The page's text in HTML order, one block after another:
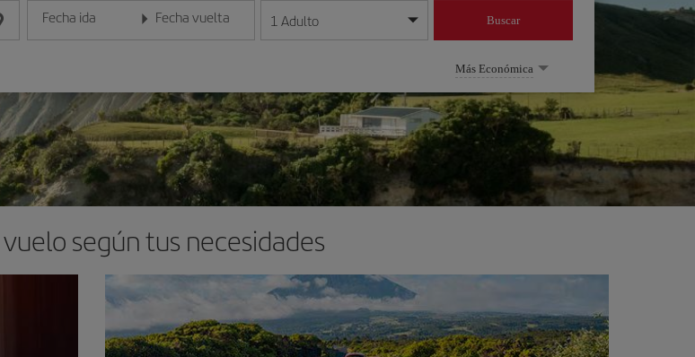
Fecha ida
Introduce la fecha en formato día/mes/año
Fecha vuelta
Introduce la fecha en formato día/mes/año
1 Adulto Buscar
Más Económica
según tus necesidades